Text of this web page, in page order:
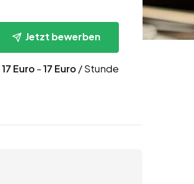
Jetzt bewerben
17 Euro -17 Euro / Stunde